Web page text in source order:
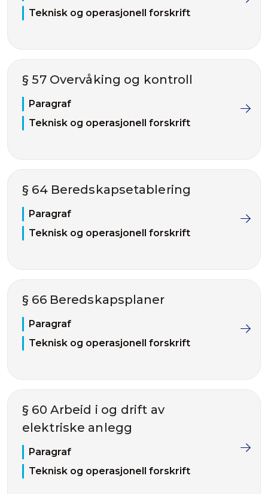
Teknisk og operasjonell forskrift
§ 57 Overvåking og kontroll
Paragraf
Teknisk og operasjonell forskrift
§ 64 Beredskapsetablering
Paragraf
Teknisk og operasjonell forskrift
§ 66 Beredskapsplaner
Paragraf
Teknisk og operasjonell forskrift
§ 60 Arbeid i og drift av
elektriske anlegg
Paragraf
Teknisk og operasjonell forskrift